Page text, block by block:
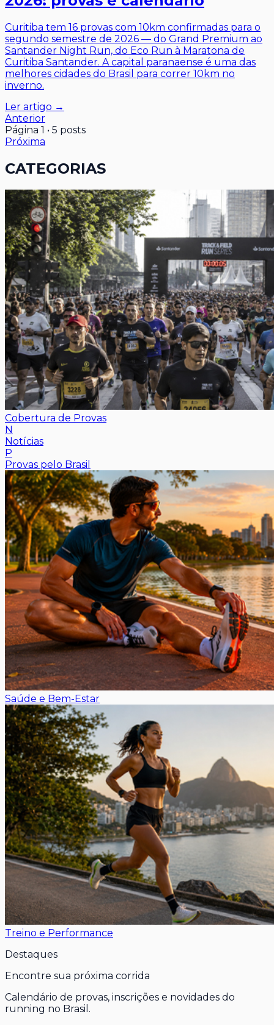
Curitiba tem 16 provas com 10km confirmadas para o
segundo semestre de 2026 — do Grand Premium ao
Santander Night Run, do Eco Run à Maratona de
Curitiba Santander. A capital paranaense é uma das
melhores cidades do Brasil para correr 10km no
inverno.
Ler artigo →
Anterior
Página 1 • 5 posts
Próxima
CATEGORIAS
Cobertura de Provas
N
Notícias
P
Provas pelo Brasil
Saúde e Bem-Estar
Treino e Performance
Destaques
Encontre sua próxima corrida
Calendário de provas, inscrições e novidades do
running no Brasil.